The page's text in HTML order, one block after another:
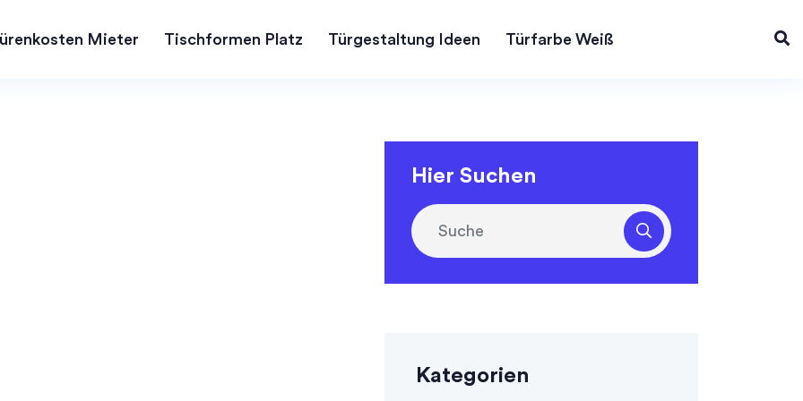
Mieter Tischformen Platz Türgestaltung Ideen Türfarbe Weiß
Hier Suchen
Kategorien